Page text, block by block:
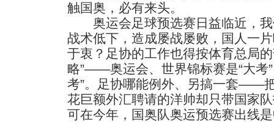
触国奥，必有来头。
奥运会足球预选赛日益临近，我
战术低下，造成屡战屡败，国人一
于衷？足协的工作也得按体育总局
略”——奥运会、世界锦标赛是“大考”
考”。足协哪能例外、另搞一套——
花巨额外汇聘请的洋帅却只带国家
可在今年，国奥队奥运预选赛出线